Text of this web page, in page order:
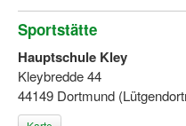
Sportstätte
Hauptschule Kley
Kleybredde 44
44149 Dortmund